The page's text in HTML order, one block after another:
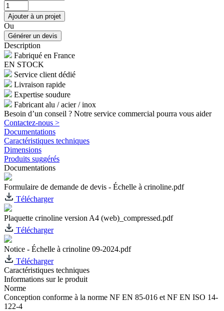
Ou
Description
Fabriqué en France
EN STOCK
Service client dédié
Livraison rapide
Expertise soudure
Fabricant alu / acier / inox
Besoin d’un conseil ? Notre service commercial pourra vous aider
Contactez-nous >
Documentations
Caractéristiques techniques
Dimensions
Produits suggérés
Documentations
Formulaire de demande de devis - Échelle à crinoline.pdf
Télécharger
Plaquette crinoline version A4 (web)_compressed.pdf
Télécharger
Notice - Échelle à crinoline 09-2024.pdf
Télécharger
Caractéristiques techniques
Informations sur le produit
Norme
Conception conforme à la norme NF EN 85-016 et NF EN ISO 14-
122-4